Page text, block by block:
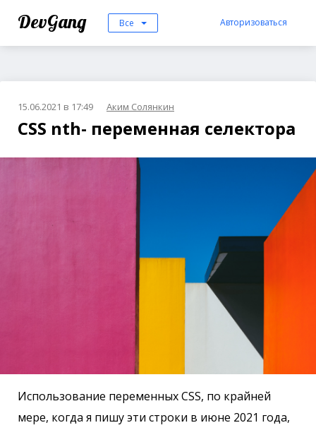
DevGang Все Авторизоваться
15.06.2021 в 17:49 Аким Солянкин
CSS nth- переменная селектора
Использование переменных CSS, по крайней
мере, когда я пишу эти строки в июне 2021 года,